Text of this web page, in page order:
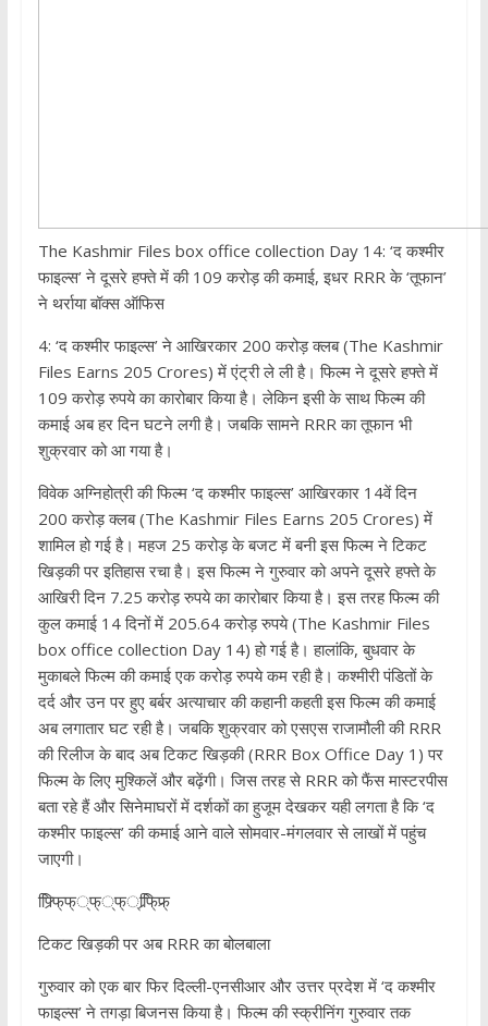
The Kashmir Files box office collection Day 14: ‘द कश्‍मीर
फाइल्‍स’ ने दूसरे हफ्ते में की 109 करोड़ की कमाई, इधर RRR के ‘तूफान’
ने थर्राया बॉक्‍स ऑफिस
4: ‘द कश्‍मीर फाइल्‍स’ ने आख‍िरकार 200 करोड़ क्‍लब (The Kashmir
Files Earns 205 Crores) में एंट्री ले ली है। फिल्‍म ने दूसरे हफ्ते में
109 करोड़ रुपये का कारोबार किया है। लेकिन इसी के साथ फिल्‍म की
कमाई अब हर दिन घटने लगी है। जबकि सामने RRR का तूफान भी
शुक्रवार को आ गया है।
विवेक अग्‍न‍िहोत्री की फिल्‍म ‘द कश्‍मीर फाइल्‍स’ आख‍िरकार 14वें दिन
200 करोड़ क्‍लब (The Kashmir Files Earns 205 Crores) में
शामिल हो गई है। महज 25 करोड़ के बजट में बनी इस फिल्‍म ने टिकट
ख‍िड़की पर इतिहास रचा है। इस फिल्‍म ने गुरुवार को अपने दूसरे हफ्ते के
आख‍िरी दिन 7.25 करोड़ रुपये का कारोबार किया है। इस तरह फिल्‍म की
कुल कमाई 14 दिनों में 205.64 करोड़ रुपये (The Kashmir Files
box office collection Day 14) हो गई है। हालांकि, बुधवार के
मुकाबले फिल्‍म की कमाई एक करोड़ रुपये कम रही है। कश्‍मीरी पंडितों के
दर्द और उन पर हुए बर्बर अत्‍याचार की कहानी कहती इस फिल्‍म की कमाई
अब लगातार घट रही है। जबकि शुक्रवार को एसएस राजामौली की RRR
की रिलीज के बाद अब टिकट ख‍िड़की (RRR Box Office Day 1) पर
फिल्‍म के लिए मुश्‍क‍िलें और बढ़ेंगी। जिस तरह से RRR को फैंस मास्‍टरपीस
बता रहे हैं और सिनेमाघरों में दर्शकों का हुजूम देखकर यही लगता है कि ‘द
कश्‍मीर फाइल्‍स’ की कमाई आने वाले सोमवार-मंगलवार से लाखों में पहुंच
जाएगी।
फ्र्फिि्फ््फ््फ््र्फिि्फ्र्
टिकट खिड़की पर अब RRR का बोलबाला
गुरुवार को एक बार फिर दिल्‍ली-एनसीआर और उत्तर प्रदेश में ‘द कश्‍मीर
फाइल्‍स’ ने तगड़ा बिजनस किया है। फिल्‍म की स्‍क्रीनिंग गुरुवार तक